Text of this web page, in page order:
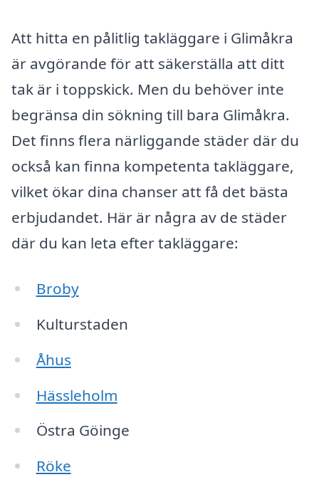
Att hitta en pålitlig takläggare i Glimåkra
är avgörande för att säkerställa att ditt
tak är i toppskick. Men du behöver inte
begränsa din sökning till bara Glimåkra.
Det finns flera närliggande städer där du
också kan finna kompetenta takläggare,
vilket ökar dina chanser att få det bästa
erbjudandet. Här är några av de städer
där du kan leta efter takläggare:
Broby
Kulturstaden
Åhus
Hässleholm
Östra Göinge
Röke